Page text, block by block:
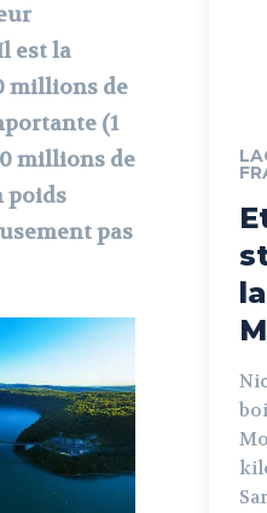
est la
millions de
(1
millions de
poids
pas